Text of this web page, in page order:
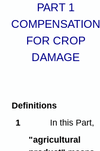
PART 1
COMPENSATION
FOR CROP
DAMAGE
Definitions
1
In this Part,
"agricultural